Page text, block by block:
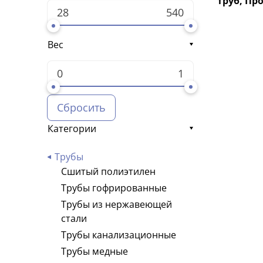
Tiemme
Вес
Сбросить
Категории
Трубы
Сшитый полиэтилен
Трубы гофрированные
Трубы из нержавеющей
стали
Трубы канализационные
Трубы медные